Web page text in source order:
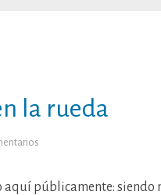
la rueda
en
aquí públicamente: siendo